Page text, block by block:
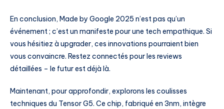
En conclusion, Made by Google 2025 n’est pas qu’un
événement ; c’est un manifeste pour une tech empathique. Si
vous hésitiez à upgrader, ces innovations pourraient bien
vous convaincre. Restez connectés pour les reviews
détaillées – le futur est déjà là.
Maintenant, pour approfondir, explorons les coulisses
techniques du Tensor G5. Ce chip, fabriqué en 3nm, intègre